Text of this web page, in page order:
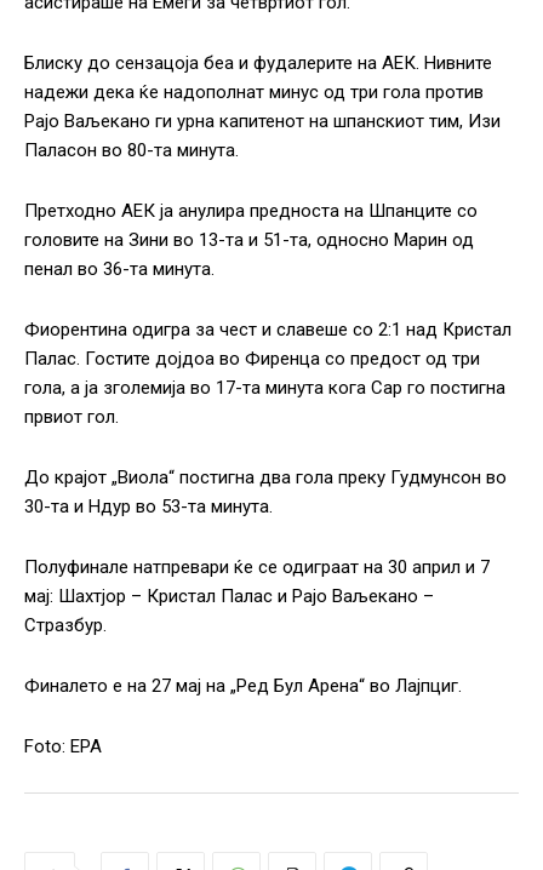
Блиску до сензацоја беа и фудалерите на АЕК. Нивните
надежи дека ќе надополнат минус од три гола против
Рајо Ваљекано ги урна капитенот на шпанскиот тим, Изи
Паласон во 80-та минута.
Претходно АЕК ја анулира предноста на Шпанците со
головите на Зини во 13-та и 51-та, односно Марин од
пенал во 36-та минута.
Фиорентина одигра за чест и славеше со 2:1 над Кристал
Палас. Гостите дојдоа во Фиренца со предост од три
гола, а ја зголемија во 17-та минута кога Сар го постигна
првиот гол.
До крајот „Виола“ постигна два гола преку Гудмунсон во
30-та и Ндур во 53-та минута.
Полуфинале натпревари ќе се одиграат на 30 април и 7
мај: Шахтјор – Кристал Палас и Рајо Ваљекано –
Стразбур.
Финалето е на 27 мај на „Ред Бул Арена“ во Лајпциг.
Foto: EPA